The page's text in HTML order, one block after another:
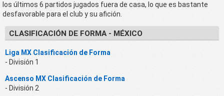
los últimos 6 partidos jugados fuera de casa, lo que es bastante
desfavorable para el club y su afición.
CLASIFICACIÓN DE FORMA - MÉXICO
Liga MX Clasificación de Forma
- División 1
Ascenso MX Clasificación de Forma
- División 2